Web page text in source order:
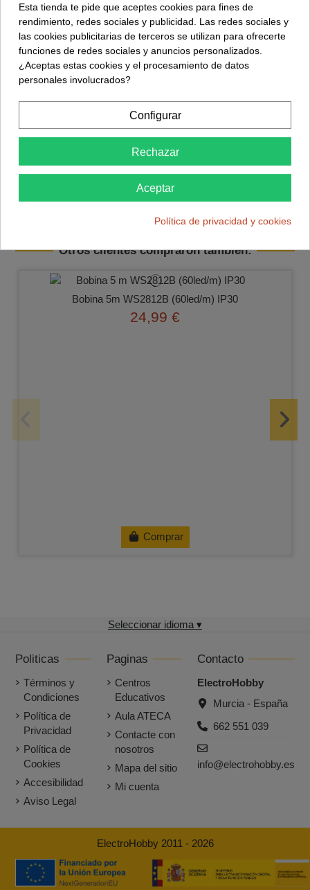
Detalles del producto
Reviews(0)
Modulo Bluetooth HC-06 controla o monitoriza tu proyecto
El modulo transceptor (transmisión / recepción) HC-06
permite conexiones inalámbricas bluetooth como esclavo,
conexión serie RS-232 TTL con cable.
puede usar con alimentación y datos de 3,3 a 6 Vdc.
Otros clientes compraron también:
Bobina 5m WS2812B (60led/m) IP30
24,99 €
Comprar
Seleccionar idioma ▾
Politicas
Términos y
Condiciones
Política de
Privacidad
Política de
Cookies
Accesibilidad
Aviso Legal
Paginas
Centros
Educativos
Aula ATECA
Contacte con
nosotros
Mapa del sitio
Mi cuenta
Contacto
ElectroHobby
Murcia - España
662 551 039
info@electrohobby.es
ElectroHobby 2011 - 2026
Esta tienda te pide que aceptes cookies para fines de
rendimiento, redes sociales y publicidad. Las redes sociales y
las cookies publicitarias de terceros se utilizan para ofrecerte
funciones de redes sociales y anuncios personalizados.
¿Aceptas estas cookies y el procesamiento de datos
personales involucrados?
Configurar
Rechazar
Aceptar
Política de privacidad y cookies